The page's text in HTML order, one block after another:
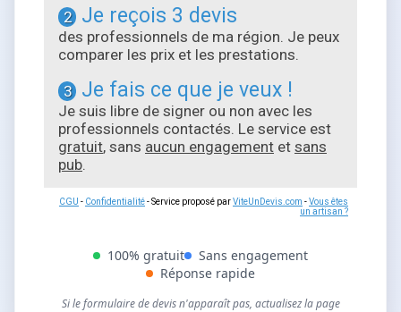
2 Je reçois 3 devis
des professionnels de ma région. Je peux
comparer les prix et les prestations.
3 Je fais ce que je veux !
Je suis libre de signer ou non avec les
professionnels contactés. Le service est
gratuit, sans aucun engagement et sans
pub.
CGU - Confidentialité- Service proposé parViteUnDevis.com -Vous êtes
un artisan ?
100% gratuit
Sans engagement
Réponse rapide
Si le formulaire de devis n'apparaît pas, actualisez la page